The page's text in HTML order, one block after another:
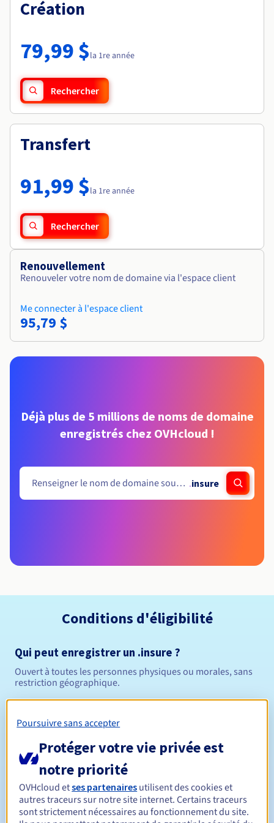
Tarifs
Roadmap & Changelog
Roadmap & Changelog
Création
79,99 $la 1re année
Rechercher
Transfert
91,99 $la 1re année
Rechercher
Renouvellement
Renouveler votre nom de domaine via l'espace client
Me connecter à l'espace client
95,79 $
Déjà plus de 5 millions de noms de domaine
enregistrés chez OVHcloud !
.insure
Conditions d'éligibilité
Qui peut enregistrer un .insure ?
Ouvert à toutes les personnes physiques ou morales, sans
restriction géographique.
Durée de réservation Entre 1 et 10 ans
Durée de renouvellement Entre 1 et 10 ans
Poursuivre sans accepter
Protéger votre vie privée est
notre priorité
OVHcloud etses partenaires utilisent des cookies et
autres traceurs sur notre site internet. Certains traceurs
sont strictement nécessaires au fonctionnement du site.